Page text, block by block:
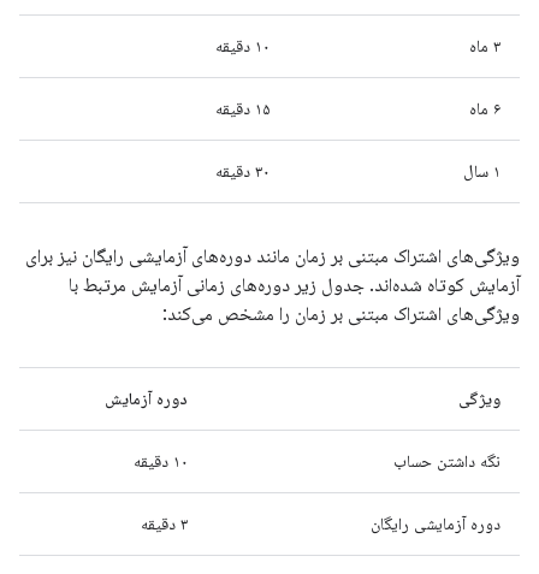
۳ ماه ۱۰ دقیقه
۶ ماه ۱۵ دقیقه
۱ سال ۳۰ دقیقه
ویژگی‌های اشتراک مبتنی بر زمان مانند دوره‌های آزمایشی رایگان نیز برای
آزمایش کوتاه شده‌اند. جدول زیر دوره‌های زمانی آزمایش مرتبط با
ویژگی‌های اشتراک مبتنی بر زمان را مشخص می‌کند:
ویژگی دوره آزمایش
نگه داشتن حساب ۱۰ دقیقه
دوره آزمایشی رایگان ۳ دقیقه